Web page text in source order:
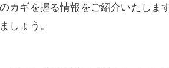
カギを握る情報をご紹介いたしま
しょう。